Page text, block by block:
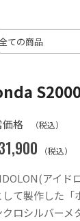
価格 （税込）
（税込）
アイ
して製作した「
クロシルバーメ